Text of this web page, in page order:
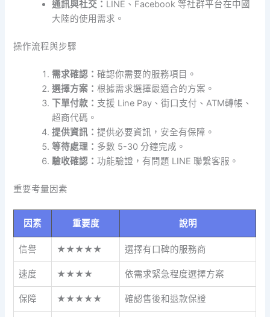
通訊與社交： LINE、Facebook 等社群平台在中國
大陸的使用需求。
操作流程與步驟
需求確認：確認你需要的服務項目。
選擇方案：根據需求選擇最適合的方案。
下單付款： 支援 Line Pay、街口支付、ATM轉帳、
超商代碼。
提供資訊：提供必要資訊，安全有保障。
等待處理： 多數 5-30 分鐘完成。
驗收確認：功能驗證，有問題 LINE 聯繫客服。
重要考量因素
因素 重要度 說明
信譽 ★★★★★ 選擇有口碑的服務商
速度 ★★★★ 依需求緊急程度選擇方案
保障 ★★★★★ 確認售後和退款保證